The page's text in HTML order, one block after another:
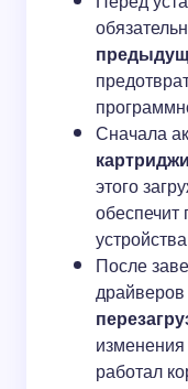
Сначала
этого
обеспечит
После
работал